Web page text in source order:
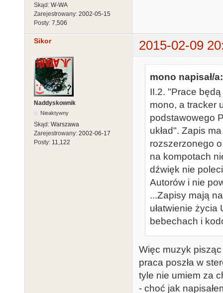
Skąd: W-WA
Zarejestrowany: 2002-05-15
Posty: 7,506
Sikor 2015-02-09
Naddyskownik
Nieaktywny
Skąd: Warszawa
Zarejestrowany: 2002-06-17
Posty: 11,122
mono napisał/a:
II.2. "Prace
mono, a tracker
podstawowego
układ". Zapis
rozszerzonego
na kompotach
dźwięk nie
Autorów i nie
...Zapisy mają
ułatwienie
bebechach i
Więc muzyk
praca poszła w
tyle nie umiem za
- choć jak